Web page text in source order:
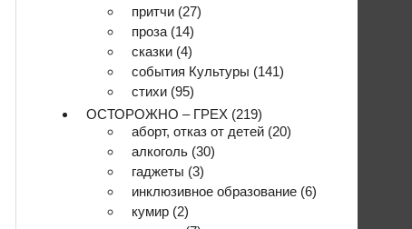
притчи (27)
проза (14)
сказки (4)
события Культуры (141)
стихи (95)
ОСТОРОЖНО – ГРЕХ (219)
аборт, отказ от детей (20)
алкоголь (30)
гаджеты (3)
инклюзивное образование (6)
кумир (2)